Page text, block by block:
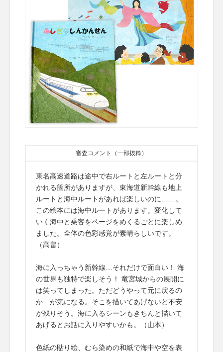
審査コメント（一部抜粋）
東名高速道路は途中で右ルートと左ルートと分
かれる箇所がありますが、東海道新幹線も地上
ルートと海中ルートがあれば楽しいのに……。
この絵本には海中ルートがあります。変化して
いく海中と乗客をページをめくるごとに楽しめ
ました。全体の色彩感覚が素晴らしいです。
（高畠）
海に入っちゃう新幹線…それだけで面白い！ 海
の世界も独特で楽しそう！ 竜宮城からの展開に
は笑ってしまった。ただどうやって元に戻るの
か…が気になる。そこを描いてあげないと不安
が残りそう。海に入るシーンもきちんと描いて
あげるとお話に入りやすいかも。（山本）
色紙の貼り絵、むら染めの和紙で海中や空を表